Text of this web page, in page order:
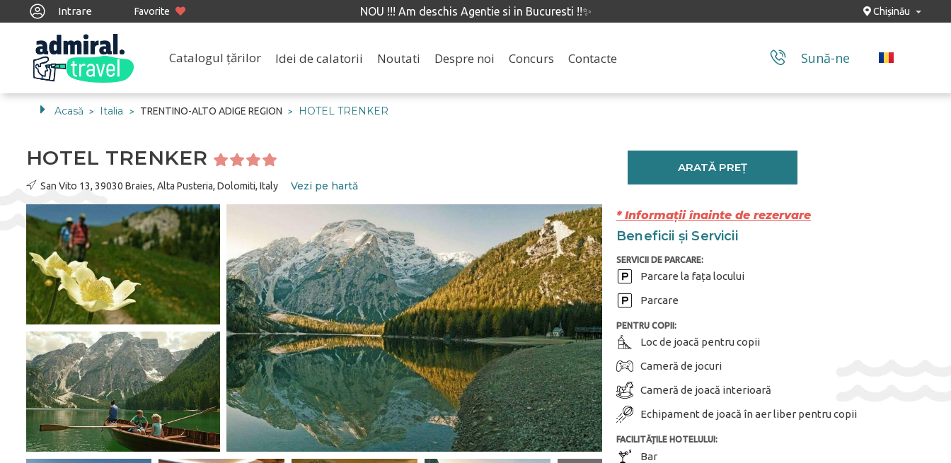
NOU !!! Am deschis Agentie si in Bucuresti !!✨
Intrare Favorite Chișinău
Catalogul țărilor Idei de calatorii Noutati Despre noi Concurs Contacte Sună-ne
Acasă > Italia > TRENTINO-ALTO ADIGE REGION > HOTEL TRENKER
HOTEL TRENKER
San Vito 13, 39030 Braies, Alta Pusteria, Dolomiti, Italy Vezi pe hartă
ARATĂ PREȚ
* Informații înainte de rezervare
Beneficii și Servicii
SERVICII DE PARCARE:
Parcare la fața locului
Parcare
PENTRU COPII:
Loc de joacă pentru copii
Cameră de jocuri
Cameră de joacă interioară
Echipament de joacă în aer liber pentru copii
FACILITĂȚILE HOTELULUI:
Bar